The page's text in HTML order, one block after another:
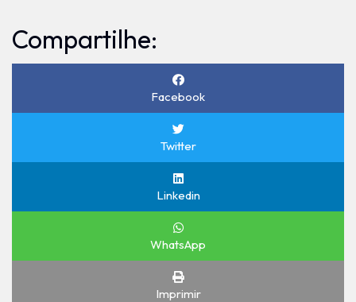
Compartilhe:
Facebook
Twitter
Linkedin
WhatsApp
Imprimir